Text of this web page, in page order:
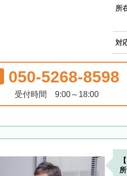
所
対
050-5268-8598
受付時間 9:00～18:00
所